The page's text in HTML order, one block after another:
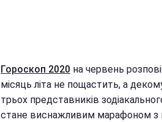
Гороскоп 2020 на червень
місяць літа не пощастить, а
трьох представників
стане виснажливим марафоном з